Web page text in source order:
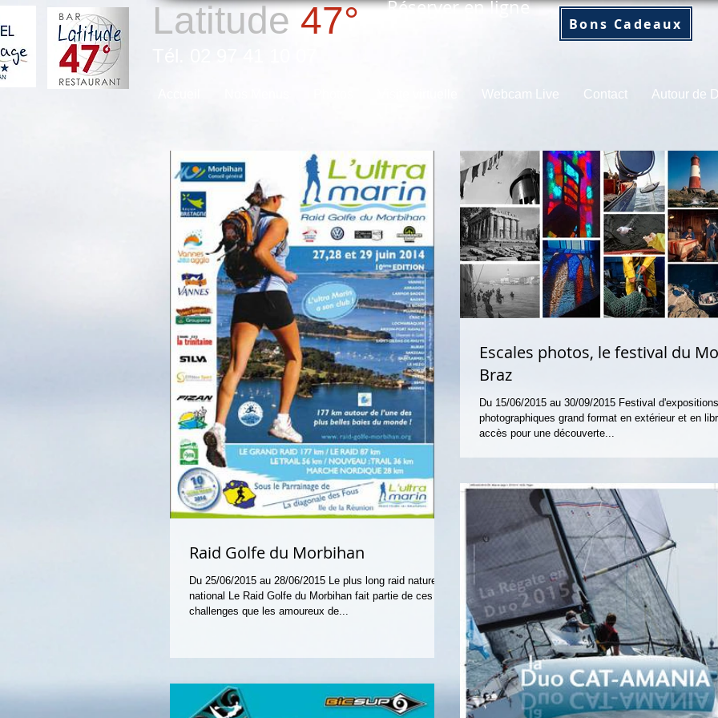
Latitude47° Réserver en ligne
Webcam Live Contact Autour de
Bons Cadeaux
Raid Golfe du Morbihan
Du 25/06/2015 au 28/06/2015 Le plus long raid nature
national Le Raid Golfe du Morbihan fait partie de ces
challenges que les amoureux de...
Escales photos, le festival du
Braz
Du 15/06/2015 au 30/09/2015 Festival d'expositions
photographiques grand format en extérieur et en
accès pour une découverte...